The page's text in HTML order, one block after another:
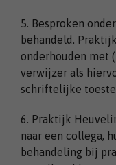
5. Besproken
behandeld.
onderhouden met
verwijzer als
schriftelijke
6. Praktijk
naar een collega,
behandeling bij